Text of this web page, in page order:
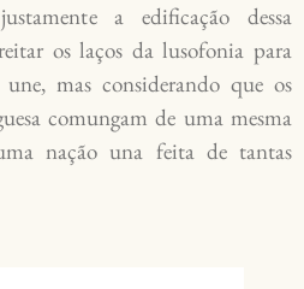
a edificação dessa
os laços da lusofonia para
mas considerando que os
comungam de uma mesma
nação una feita de tantas